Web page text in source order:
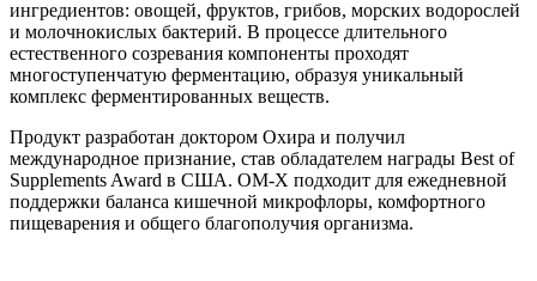
ингредиентов: овощей, фруктов, грибов, морских водорослей
и молочнокислых бактерий. В процессе длительного
естественного созревания компоненты проходят
многоступенчатую ферментацию, образуя уникальный
комплекс ферментированных веществ.
Продукт разработан доктором Охира и получил
международное признание, став обладателем награды Best of
Supplements Award в США. OM-X подходит для ежедневной
поддержки баланса кишечной микрофлоры, комфортного
пищеварения и общего благополучия организма.